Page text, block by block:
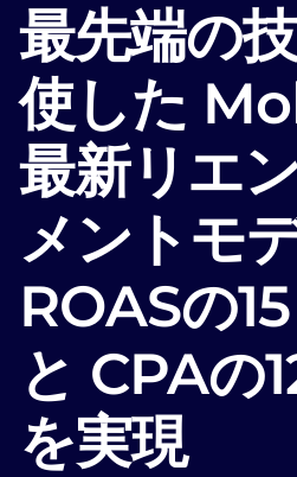
最先端の
使した
最新リエ
メントモ
ROASの
と CPAの
を実現